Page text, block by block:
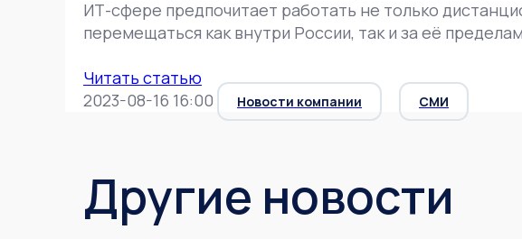
ИТ-сфере предпочитает работать не только
перемещаться как внутри России, так и за её
Читать статью
2023-08-16 16:00
Новости компании СМИ
Другие новости